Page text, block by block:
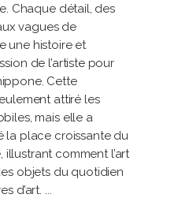
Chaque détail, des
vagues de
une histoire et
de l’artiste pour
Cette
attiré les
mais elle a
la place croissante du
illustrant comment l’art
objets du quotidien
d’art.